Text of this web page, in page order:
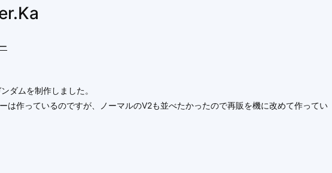
ダムを制作しました。
は作っているのですが、ノーマルのV2も並べたかったので再販を機に改めて作ってい